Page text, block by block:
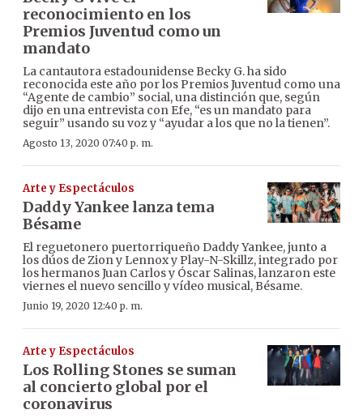
reconocimiento en los
Premios Juventud como un
mandato
La cantautora estadounidense Becky G. ha sido
reconocida este año por los Premios Juventud como una
“Agente de cambio” social, una distinción que, según
dijo en una entrevista con Efe, “es un mandato para
seguir” usando su voz y “ayudar a los que no la tienen”.
Agosto 13, 2020 07:40 p. m.
Arte y Espectáculos
Daddy Yankee lanza tema
Bésame
El reguetonero puertorriqueño Daddy Yankee, junto a
los dúos de Zion y Lennox y Play-N-Skillz, integrado por
los hermanos Juan Carlos y Óscar Salinas, lanzaron este
viernes el nuevo sencillo y vídeo musical, Bésame.
Junio 19, 2020 12:40 p. m.
Arte y Espectáculos
Los Rolling Stones se suman
al concierto global por el
coronavirus